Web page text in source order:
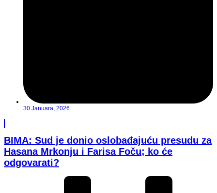
30 Januara, 2026
BIMA: Sud je donio oslobađajuću presudu za
Hasana Mrkonju i Farisa Foču; ko će
odgovarati?